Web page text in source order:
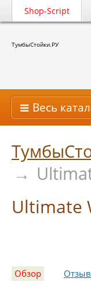
Shop-Script
ТумбыСтойки.РУ
Весь
→
Ultimate
Обзор